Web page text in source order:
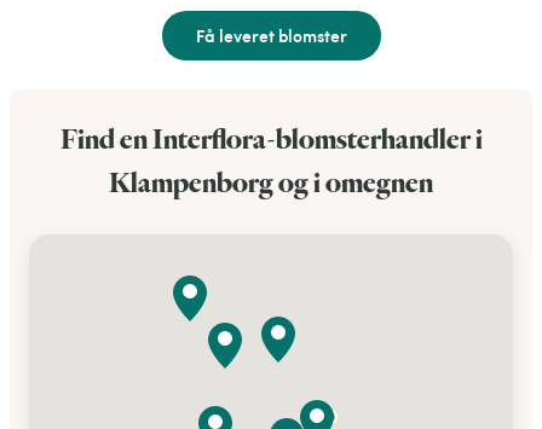
Få leveret blomster
Find en Interflora-blomsterhandler i
Klampenborg og i omegnen